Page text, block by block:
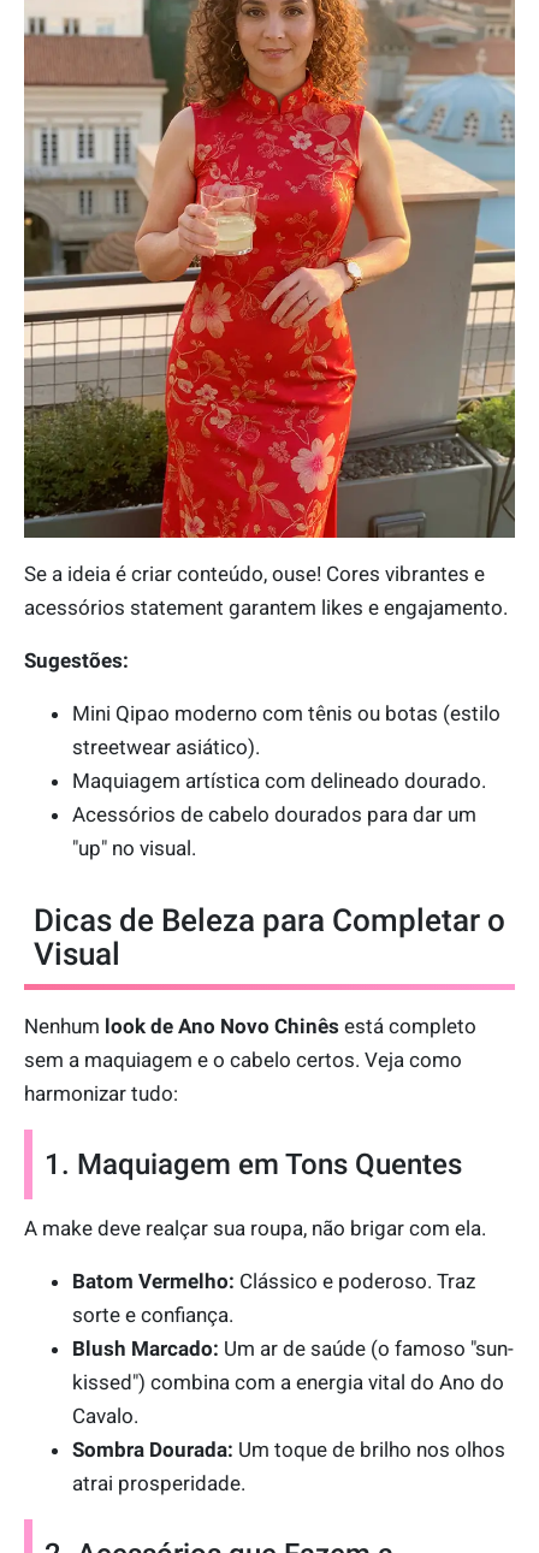
Se a ideia é criar conteúdo, ouse! Cores vibrantes e
acessórios statement garantem likes e engajamento.
Sugestões:
Mini Qipao moderno com tênis ou botas (estilo
streetwear asiático).
Maquiagem artística com delineado dourado.
Acessórios de cabelo dourados para dar um
"up" no visual.
Dicas de Beleza para Completar o
Visual
Nenhum look de Ano Novo Chinês está completo
sem a maquiagem e o cabelo certos. Veja como
harmonizar tudo:
1. Maquiagem em Tons Quentes
A make deve realçar sua roupa, não brigar com ela.
Batom Vermelho: Clássico e poderoso. Traz
sorte e confiança.
Blush Marcado: Um ar de saúde (o famoso "sun-
kissed") combina com a energia vital do Ano do
Cavalo.
Sombra Dourada: Um toque de brilho nos olhos
atrai prosperidade.